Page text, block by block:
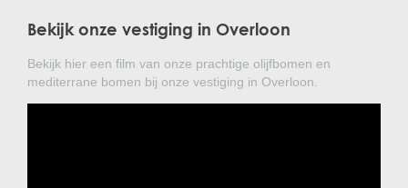
Bekijk onze vestiging in Overloon
Bekijk hier een film van onze prachtige olijfbomen en
mediterrane bomen bij onze vestiging in Overloon.